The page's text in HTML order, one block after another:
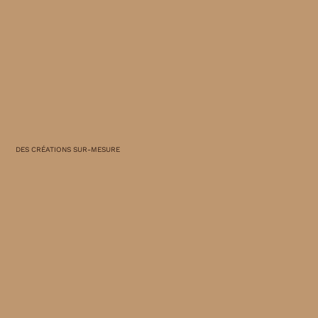
DES CRÉATIONS SUR-MESURE